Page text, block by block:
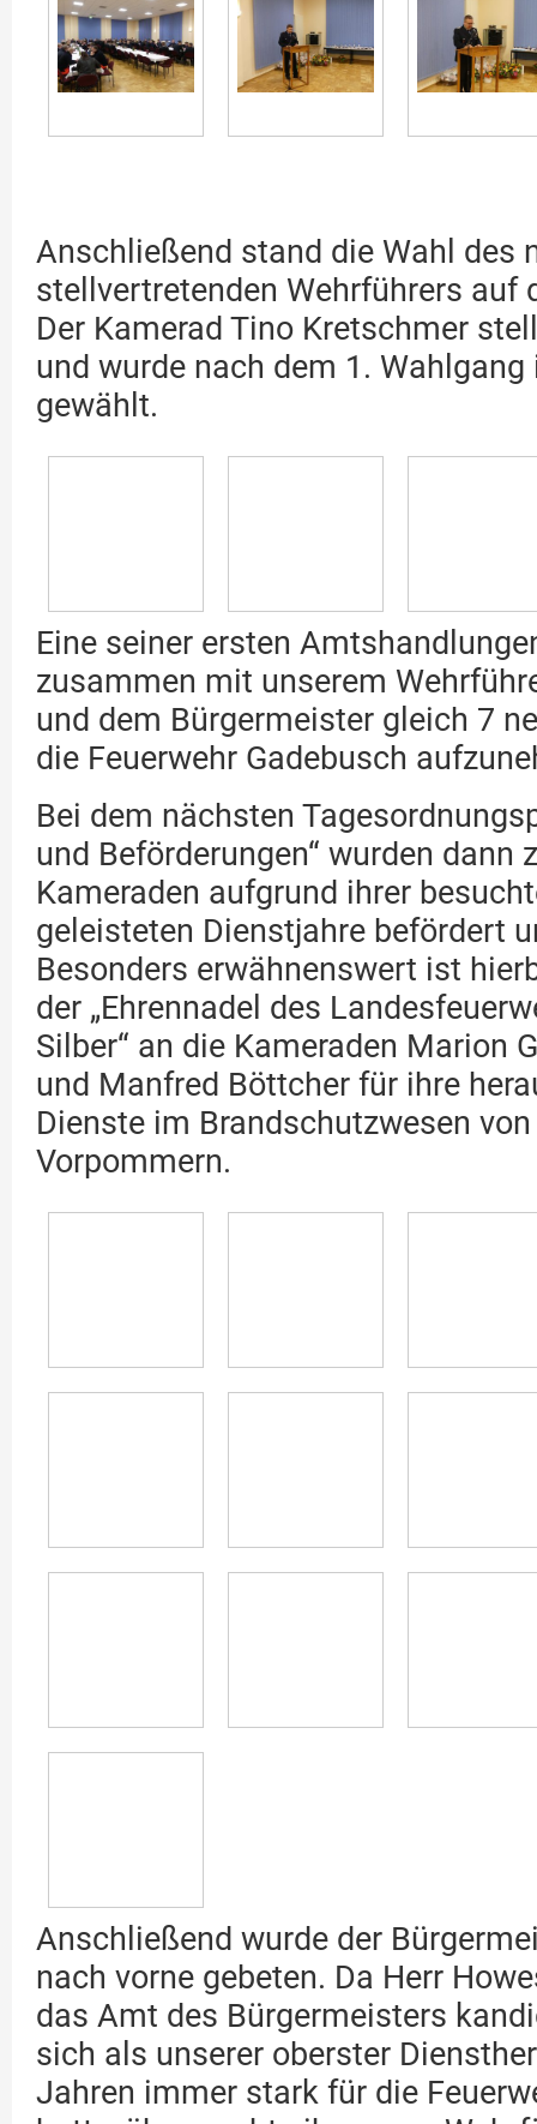
Anschließend stand die Wahl des
stellvertretenden Wehrführers auf
Der Kamerad Tino Kretschmer
und wurde nach dem 1.
gewählt.
Eine seiner ersten
zusammen mit unserem
und dem Bürgermeister gleich 7
die Feuerwehr Gadebusch
Bei dem nächsten
und Beförderungen“ wurden dann
Kameraden aufgrund ihrer
geleisteten Dienstjahre befördert
Besonders erwähnenswert ist
der „Ehrennadel des
Silber“ an die Kameraden Marion
und Manfred Böttcher für ihre
Dienste im Brandschutzwesen
Vorpommern.
Anschließend wurde der
nach vorne gebeten. Da Herr
das Amt des Bürgermeisters
sich als unserer oberster
Jahren immer stark für die